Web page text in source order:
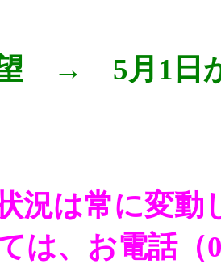
→ 5月1日か
況は常に変動
は、お電話（